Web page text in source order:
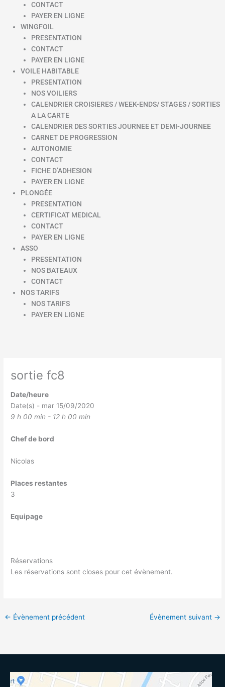
CONTACT
PAYER EN LIGNE
WINGFOIL
PRESENTATION
CONTACT
PAYER EN LIGNE
VOILE HABITABLE
PRESENTATION
NOS VOILIERS
CALENDRIER CROISIERES / WEEK-ENDS/ STAGES / SORTIES
A LA CARTE
CALENDRIER DES SORTIES JOURNEE ET DEMI-JOURNEE
CARNET DE PROGRESSION
AUTONOMIE
CONTACT
FICHE D’ADHESION
PAYER EN LIGNE
PLONGÉE
PRESENTATION
CERTIFICAT MEDICAL
CONTACT
PAYER EN LIGNE
ASSO
PRESENTATION
NOS BATEAUX
CONTACT
NOS TARIFS
NOS TARIFS
PAYER EN LIGNE
sortie fc8
Date/heure
Date(s) - mar 15/09/2020
9 h 00 min - 12 h 00 min
Chef de bord
Nicolas
Places restantes
3
Equipage
Réservations
Les réservations sont closes pour cet évènement.
← Évènement précédent Évènement suivant →